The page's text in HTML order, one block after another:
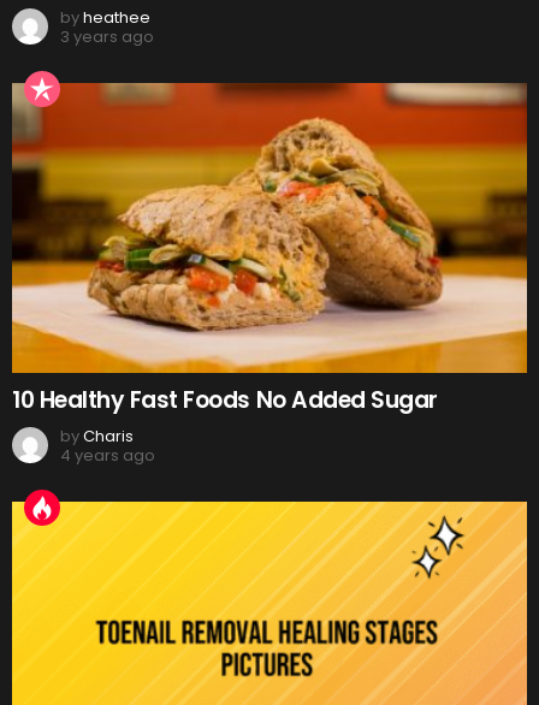
byheathee
3 years ago
10 Healthy Fast Foods No Added Sugar
byCharis
4 years ago